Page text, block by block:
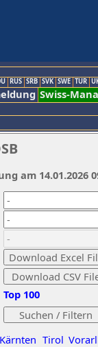
RUS SRB SVK SWE TUR
Swiss-
Kärnten Tirol
Top 100
am